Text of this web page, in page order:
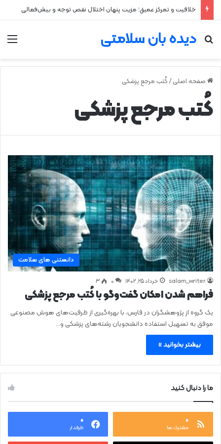
خلاقیت و تمرکز عمیق؛ مزیت پنهان اختلال نقص توجه و بیش‌فعالی
دیده بان سلامتی
جستجو برای
صفحه اصلی / کُتب مرجع پزشکی
کُتب مرجع پزشکی
دانستنی های سلامت
salam_writer خرداد ۲۵, ۱۴۰۲ 0 ۳
فراهم شدن امکان گفت‌وگو با کُتب مرجع پزشکی
یک گروه از پژوهشگران در فارس، با بهره‌گیری از ظرفیت‌های هوش مصنوعی
موفق به تسهیل استفاده دانشجویان رشته‌های پزشکی و…
بیشتر بخوانید »
ما را دنبال کنید
۰
مشترک ها
۰
طرفدار